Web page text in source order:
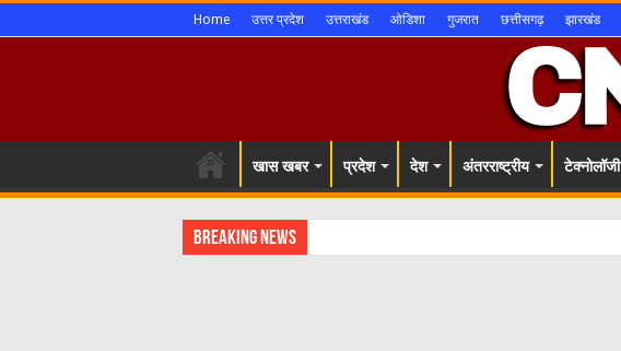
Home उत्तर प्रदेश उत्तराखंड ओडिशा गुजरात छत्तीसगढ़ झारखंड
खास खबर प्रदेश देश अंतरराष्ट्रीय टेक्नोलॉजी
Breaking News